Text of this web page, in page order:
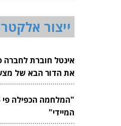
ייצור
אינטל חוברת לחברה
את הדור הבא של
לשבבים
המיידי"